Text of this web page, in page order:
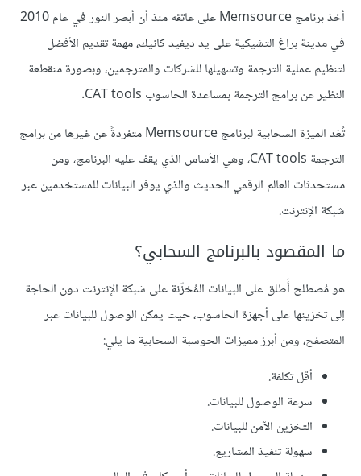
أخذ برنامج Memsource على عاتقه منذ أن أبصر النور في عام 2010
في مدينة براغ التشيكية على يد ديفيد كانيك، مهمة تقديم الأفضل
لتنظيم عملية الترجمة وتسهيلها للشركات والمترجمين، وبصورة منقطعة
النظير عن برامج الترجمة بمساعدة الحاسوب CAT tools.
تُعَد الميزة السحابية لبرنامج Memsource متفردةً عن غيرها من برامج
الترجمة CAT tools، وهي الأساس الذي يقف عليه البرنامج، ومن
مستحدثات العالم الرقمي الحديث والذي يوفر البيانات للمستخدمين عبر
شبكة الإنترنت.
ما المقصود بالبرنامج السحابي؟
هو مُصطلح أُطلق على البيانات المُخزّنة على شبكة الإنترنت دون الحاجة
إلى تخزينها على أجهزة الحاسوب، حيث يمكن الوصول للبيانات عبر
المتصفح، ومن أبرز مميزات الحوسبة السحابية ما يلي:
أقل تكلفة.
سرعة الوصول للبيانات.
التخزين الآمن للبيانات.
سهولة تنفيذ المشاريع.